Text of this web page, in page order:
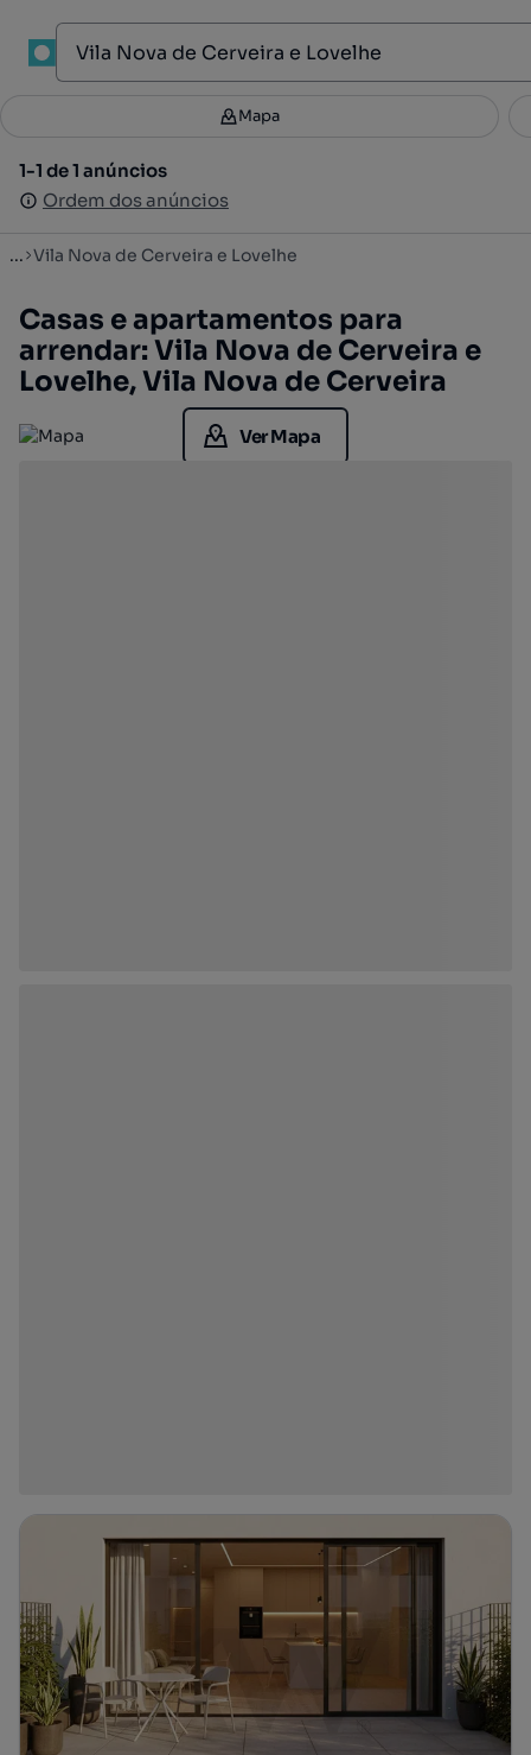
Filtros 2
1-1 de 1 anúncios
Ordem dos anúncios
Mapa
1-1 de 1 anúncios
Ordem dos anúncios
... Vila Nova de Cerveira e Lovelhe
Casas e apartamentos para
arrendar: Vila Nova de Cerveira e
Lovelhe, Vila Nova de Cerveira
Ver Mapa